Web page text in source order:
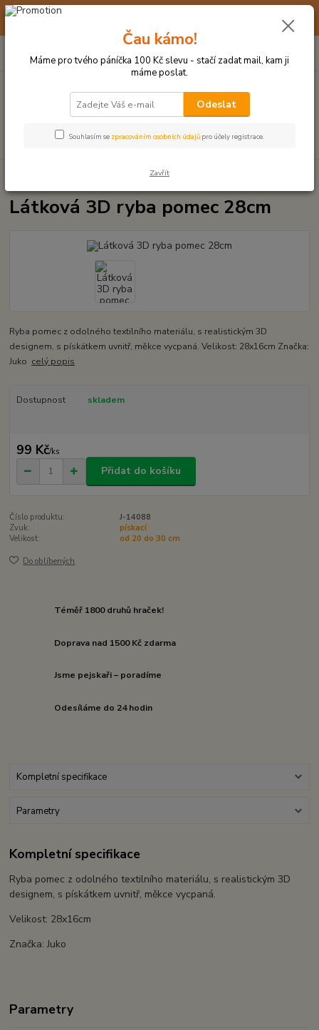
☀️ 10. - 14. SRPNA 2026 MÁME DOVOLENOU ☀️ OBJEDNÁVKY
Hledat
po–pá: 9–17 hod.
za0 Kč
PLYŠOVÉ A TEXTILNÍ HRAČKY
Látková 3D ryba pomec 28cm
Ryba pomec z odolného textilního materiálu, s realistickým 3D
designem, s pískátkem uvnitř, měkce vycpaná. Velikost: 28x16cm Značka:
Juko celý popis
Dostupnost skladem
99 Kč/ks
Přidat do košíku
Číslo produktu:
J-14088
Zvuk:
pískací
Velikost:
od 20 do 30 cm
Do oblíbených
Téměř 1800 druhů hraček!
Doprava nad 1500 Kč zdarma
Jsme pejskaři – poradíme
Odesíláme do 24 hodin
Kompletní specifikace
Parametry
Kompletní specifikace
Ryba pomec z odolného textilního materiálu, s realistickým 3D
designem, s pískátkem uvnitř, měkce vycpaná.
Velikost: 28x16cm
Značka: Juko
Parametry
Čau kámo!
Máme pro tvého páníčka 100 Kč slevu - stačí zadat mail, kam ji
máme poslat.
Odeslat
Souhlasím se zpracováním osobních údajů pro účely registrace.
Zavřít